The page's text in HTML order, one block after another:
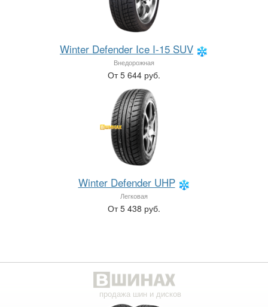
Winter Defender Ice I-15 SUV
Внедорожная
От 5 644 руб.
Winter Defender UHP
Легковая
От 5 438 руб.
продажа шин и дисков